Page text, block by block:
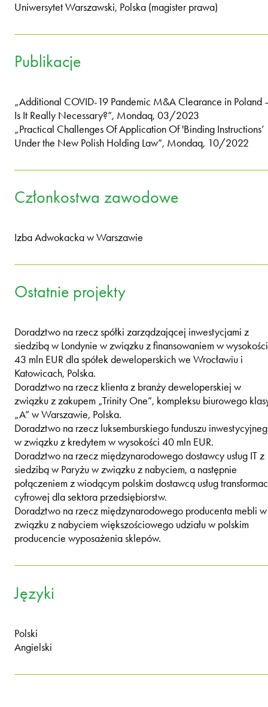
Uniwersytet Warszawski, Polska (magister prawa)
Publikacje
„Additional COVID-19 Pandemic M&A Clearance in Poland
Is It Really Necessary?”, Mondaq, 03/2023
„Practical Challenges Of Application Of 'Binding Instructions’
Under the New Polish Holding Law”, Mondaq, 10/2022
Członkostwa zawodowe
Izba Adwokacka w Warszawie
Ostatnie projekty
Doradztwo na rzecz spółki zarządzającej inwestycjami z
siedzibą w Londynie w związku z finansowaniem w wysokości
43 mln EUR dla spółek deweloperskich we Wrocławiu i
Katowicach, Polska.
Doradztwo na rzecz klienta z branży deweloperskiej w
związku z zakupem „Trinity One”, kompleksu biurowego
„A” w Warszawie, Polska.
Doradztwo na rzecz luksemburskiego funduszu
w związku z kredytem w wysokości 40 mln EUR.
Doradztwo na rzecz międzynarodowego dostawcy usług IT z
siedzibą w Paryżu w związku z nabyciem, a następnie
połączeniem z wiodącym polskim dostawcą usług
cyfrowej dla sektora przedsiębiorstw.
Doradztwo na rzecz międzynarodowego producenta mebli w
związku z nabyciem większościowego udziału w polskim
producencie wyposażenia sklepów.
Języki
Polski
Angielski